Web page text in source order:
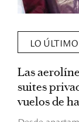
LO ÚLTIMO
Las
suites
vuelos de